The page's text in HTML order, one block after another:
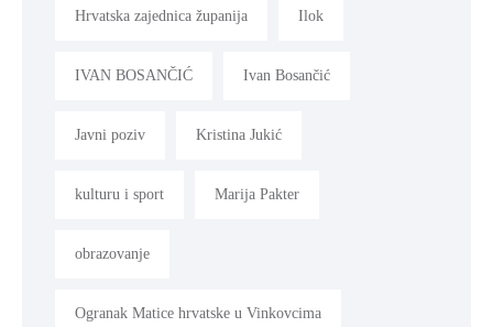
Hrvatska zajednica županija Ilok
IVAN BOSANČIĆ Ivan Bosančić
Javni poziv Kristina Jukić
kulturu i sport Marija Pakter
obrazovanje
Ogranak Matice hrvatske u Vinkovcima